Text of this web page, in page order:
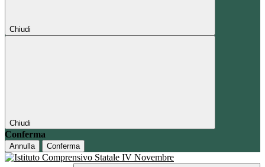
Chiudi
Chiudi
Conferma
Annulla Conferma